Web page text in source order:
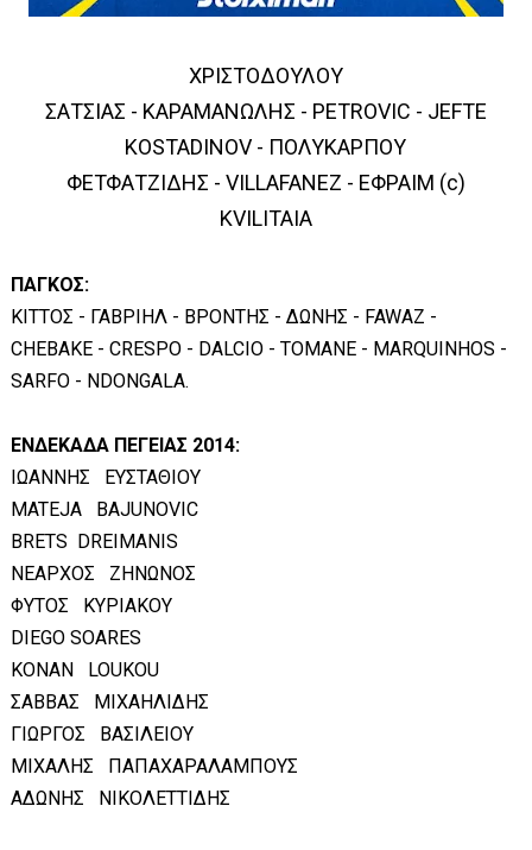
ΧΡΙΣΤΟΔΟΥΛΟΥ
ΣΑΤΣΙΑΣ - ΚΑΡΑΜΑΝΩΛΗΣ - PETROVIC - JEFTE
KOSTADINOV - ΠΟΛΥΚΑΡΠΟΥ
ΦΕΤΦΑΤΖΙΔΗΣ - VILLAFANEZ - ΕΦΡΑΙΜ (c)
KVILITAIA
ΠΑΓΚΟΣ:
ΚΙΤΤΟΣ - ΓΑΒΡΙΗΛ - ΒΡΟΝΤΗΣ - ΔΩΝΗΣ - FAWAZ -
CHEBAKE - CRESPO - DALCIO - TOMANE - MARQUINHOS -
SARFO - NDONGALA.
ΕΝΔΕΚΑΔΑ ΠΕΓΕΙΑΣ 2014:
ΙΩΑΝΝΗΣ ΕΥΣΤΑΘΙΟΥ
MATEJA BAJUNOVIC
BRETS DREIMANIS
ΝΕΑΡΧΟΣ ΖΗΝΩΝΟΣ
ΦΥΤΟΣ ΚΥΡΙΑΚΟΥ
DIEGO SOARES
KONAN LOUKOU
ΣΑΒΒΑΣ ΜΙΧΑΗΛΙΔΗΣ
ΓΙΩΡΓΟΣ ΒΑΣΙΛΕΙΟΥ
ΜΙΧΑΛΗΣ ΠΑΠΑΧΑΡΑΛΑΜΠΟΥΣ
ΑΔΩΝΗΣ ΝΙΚΟΛΕΤΤΙΔΗΣ